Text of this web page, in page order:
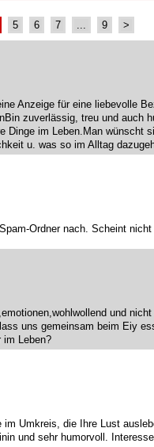
5 6 7 9 >
Anzeige für eine liebevolle
zuverlässig, treu und auch
Dinge im Leben.Man wünscht
u. was so im Alltag
Ordner nach. Scheint nicht
und
uns gemeinsam beim Eiy
im Leben?
Umkreis, die Ihre Lust
und sehr humorvoll.